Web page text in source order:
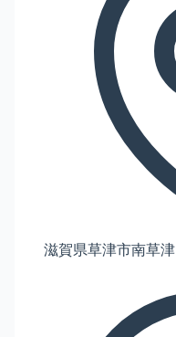
滋賀県草津市南草津